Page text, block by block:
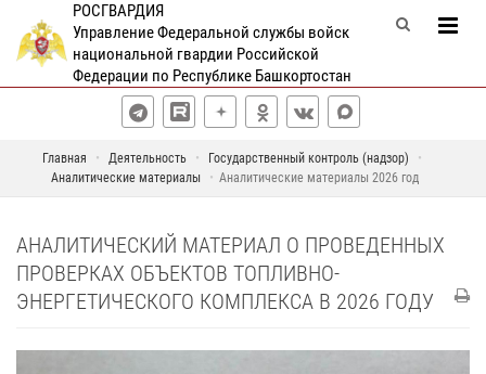
РОСГВАРДИЯ
Управление Федеральной службы войск
национальной гвардии Российской
Федерации по Республике Башкортостан
Главная Деятельность
Государственный контроль (надзор)
Аналитические материалы
Аналитические материалы 2026 год
АНАЛИТИЧЕСКИЙ МАТЕРИАЛ О ПРОВЕДЕННЫХ
ПРОВЕРКАХ ОБЪЕКТОВ ТОПЛИВНО-
ЭНЕРГЕТИЧЕСКОГО КОМПЛЕКСА В 2026 ГОДУ